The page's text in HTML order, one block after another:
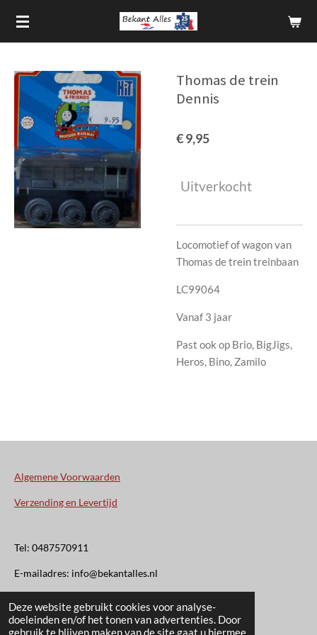
Deze website gebruikt cookies voor analyse-
doeleinden en/of het tonen van advertenties. Door
gebruik te blijven maken van de site gaat u hiermee
Ga
direct
hoofdinhoud
Thomas de trein
Dennis
€ 9,95
Uitverkocht
Locomotief of wagon van
Thomas de trein treinbaan
LC99064
Vanaf 3 jaar
Past ook op Brio, BigJigs,
Heros, Bino, Zamilo
Algemene Voorwaarden
Verzending en Levertijd
Tel: 0487570911
E-mailadres: info@bekantalles.nl
Rooysestraat 4